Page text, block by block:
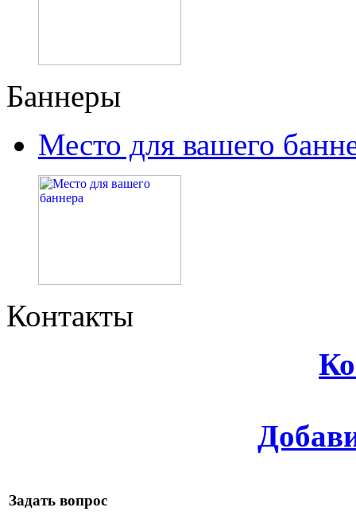
Баннеры
Место для вашего
Контакты
Задать вопрос